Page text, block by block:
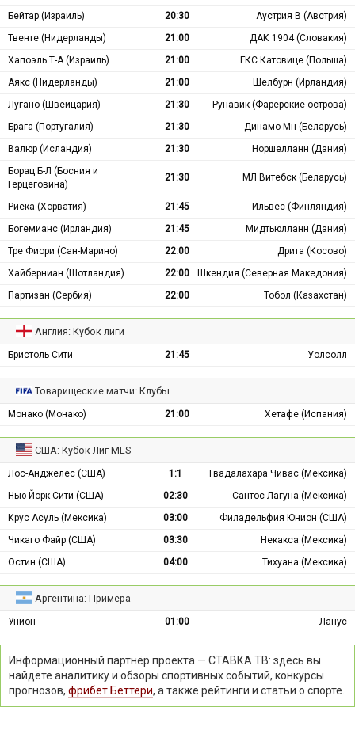
Бейтар (Израиль) 20:30
Аустрия В (Австрия)
Твенте (Нидерланды)
21:00
ДАК 1904 (Словакия)
Хапоэль Т-А (Израиль)
21:00
ГКС Катовице (Польша)
Аякс (Нидерланды)
21:00
Шелбурн (Ирландия)
Лугано (Швейцария)
21:30
Рунавик (Фарерские острова)
Брага (Португалия)
21:30
Динамо Мн (Беларусь)
Валюр (Исландия)
21:30
Норшелланн (Дания)
Борац Б-Л (Босния и
Герцеговина)
21:30 МЛ Витебск (Беларусь)
Риека (Хорватия) 21:45
Ильвес (Финляндия)
Богемианс (Ирландия)
21:45
Мидтьюлланн (Дания)
Тре Фиори (Сан-Марино)
22:00
Дрита (Косово)
Хайберниан (Шотландия)
22:00
Шкендия (Северная Македония)
Партизан (Сербия)
22:00 Тобол (Казахстан)
Англия: Кубок лиги
Бристоль Сити 21:45 Уолсолл
Товарищеские матчи: Клубы
Монако (Монако) 21:00 Хетафе (Испания)
США: Кубок Лиг MLS
Лос-Анджелес (США) 1:1
Гвадалахара Чивас (Мексика)
Нью-Йорк Сити (США)
02:30
Сантос Лагуна (Мексика)
Крус Асуль (Мексика)
03:00
Филадельфия Юнион (США)
Чикаго Файр (США)
03:30
Некакса (Мексика)
Остин (США)
04:00 Тихуана (Мексика)
Аргентина: Примера
Унион 01:00 Ланус
Информационный партнёр проекта — СТАВКА ТВ: здесь вы
найдёте аналитику и обзоры спортивных событий, конкурсы
прогнозов, фрибет Беттери, а также рейтинги и статьи о спорте.